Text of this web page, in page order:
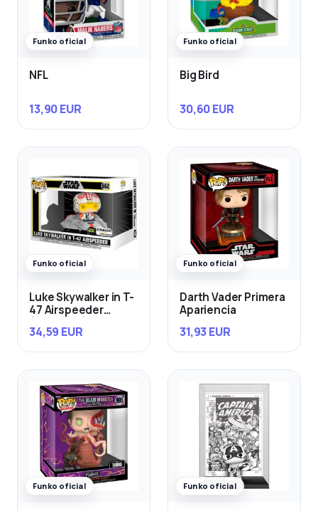
Funko oficial
NFL
13,90 EUR
Funko oficial
Big Bird
30,60 EUR
Funko oficial
Luke Skywalker in T-
47 Airspeeder
34,59 EUR
Funko oficial
Darth Vader Primera
Apariencia
31,93 EUR
Funko oficial Funko oficial